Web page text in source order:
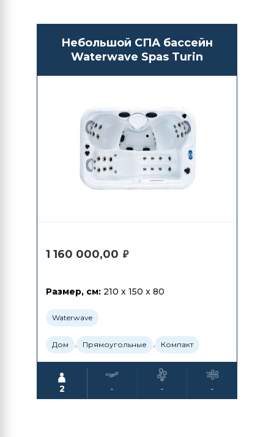
Небольшой СПА бассейн
Waterwave Spas Turin
1 160 000,00 ₽
Размер, см: 210 x 150 x 80
Waterwave
Дом , Прямоугольные , Компакт
2 - - -